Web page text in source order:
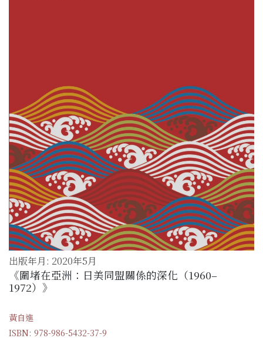
出版年月: 2020年5月
《圍堵在亞洲：日美同盟關係的深化（1960–
1972）》
黃自進
ISBN: 978-986-5432-37-9